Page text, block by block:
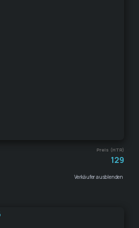
Preis (HTR)
129
Verkäufer ausblenden